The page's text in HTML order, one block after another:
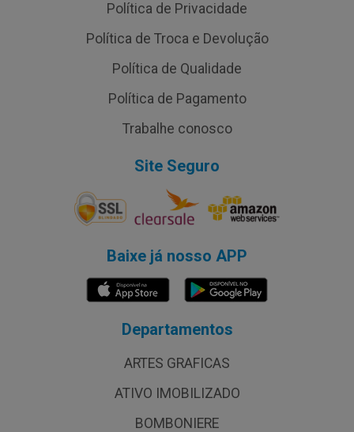
Política de Privacidade
Política de Troca e Devolução
Política de Qualidade
Política de Pagamento
Trabalhe conosco
Site Seguro
Baixe já nosso APP
Departamentos
ARTES GRAFICAS
ATIVO IMOBILIZADO
BOMBONIERE